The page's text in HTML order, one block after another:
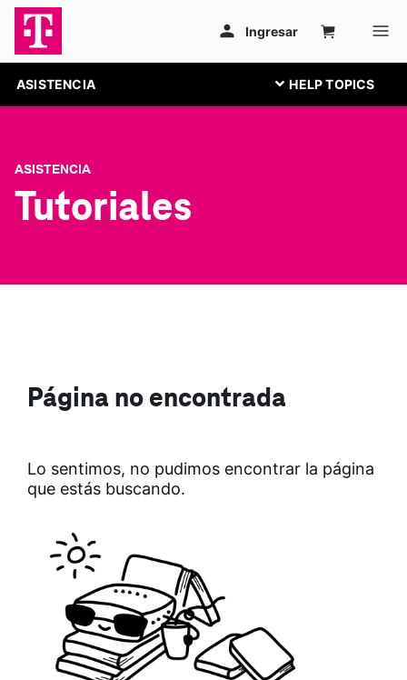
ASISTENCIA
ASISTENCIA
Tutoriales